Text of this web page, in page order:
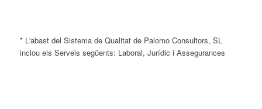
* L'abast del Sistema de Qualitat de Palomo Consultors, SL
inclou els Serveis següents: Laboral, Jurídic i Assegurances